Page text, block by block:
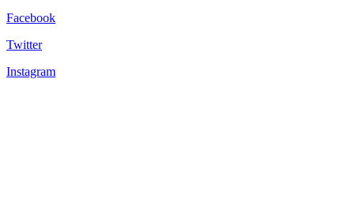
Facebook
Twitter
Instagram